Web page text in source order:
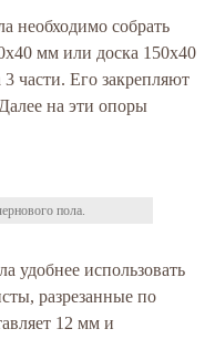
необходимо собрать
мм или доска 150х40
части. Его закрепляют
на эти опоры
пола.
удобнее использовать
разрезанные по
12 мм и